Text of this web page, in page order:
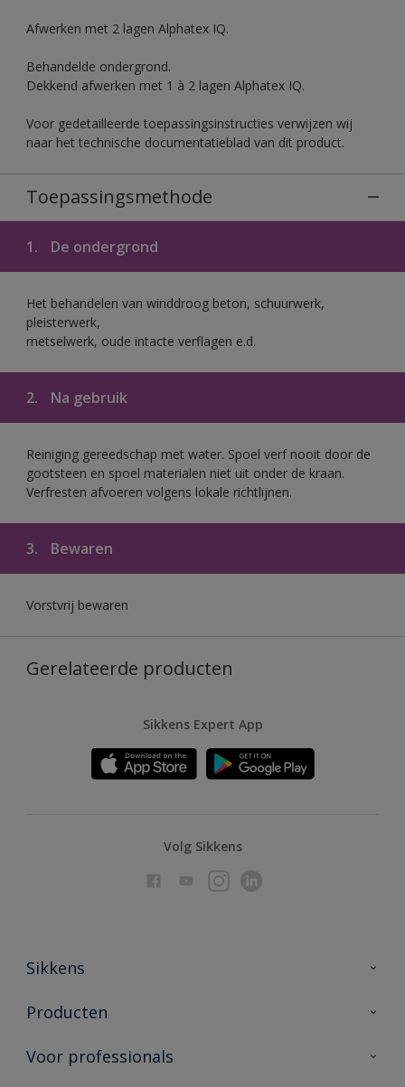
Afwerken met 2 lagen Alphatex IQ.
Behandelde ondergrond.
Dekkend afwerken met 1 à 2 lagen Alphatex IQ.
Voor gedetailleerde toepassingsinstructies verwijzen wij
naar het technische documentatieblad van dit product.
Toepassingsmethode
1. De ondergrond
Het behandelen van winddroog beton, schuurwerk,
pleisterwerk,
metselwerk, oude intacte verflagen e.d.
2. Na gebruik
Reiniging gereedschap met water. Spoel verf nooit door de
gootsteen en spoel materialen niet uit onder de kraan.
Verfresten afvoeren volgens lokale richtlijnen.
3. Bewaren
Vorstvrij bewaren
Gerelateerde producten
Sikkens Expert App
Volg Sikkens
Sikkens
Over Sikkens
Duurzaamheid
Producten
Producten voor binnen
Voor professionals